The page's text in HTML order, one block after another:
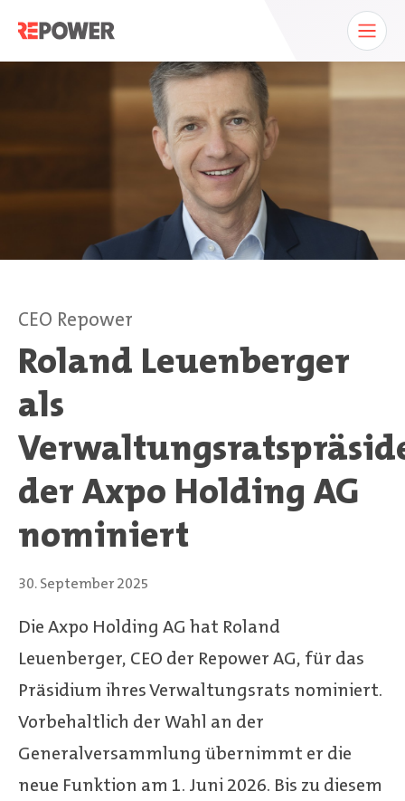
CEO Repower
Roland Leuenberger
als
der Axpo Holding AG
nominiert
30. September 2025
Die Axpo Holding AG hat Roland
Leuenberger, CEO der Repower AG, für das
Präsidium ihres Verwaltungsrats nominiert.
Vorbehaltlich der Wahl an der
Generalversammlung übernimmt er die
neue Funktion am 1. Juni 2026. Bis zu diesem